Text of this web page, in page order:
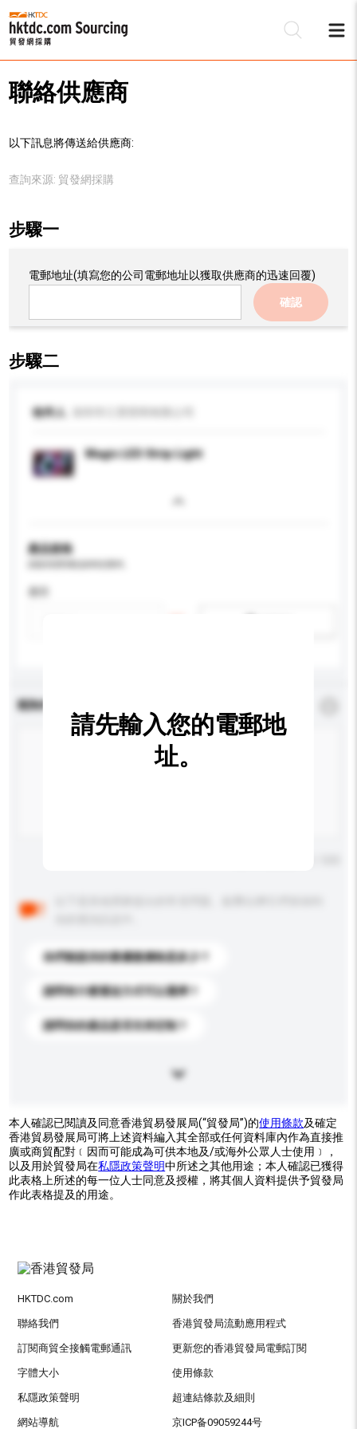
聯絡供應商
以下訊息將傳送給供應商:
查詢來源: 貿發網採購
步驟一
電郵地址(填寫您的公司電郵地址以獲取供應商的迅速回覆)
確認
步驟二
收件人
Magic LED Strip Light
產品規格
查詢內容
你們能提供的最優惠價格是多少？
請問有什麼運送方式可以選擇？
請問你的產品是否支持定制？
請先輸入您的電郵地
址。
本人確認已閱讀及同意香港貿易發展局(“貿發局”)的使用條款及確定
香港貿易發展局可將上述資料編入其全部或任何資料庫內作為直接推
廣或商貿配對﹝因而可能成為可供本地及/或海外公眾人士使用﹞，
以及用於貿發局在私隱政策聲明中所述之其他用途；本人確認已獲得
此表格上所述的每一位人士同意及授權，將其個人資料提供予貿發局
作此表格提及的用途。
HKTDC.com 關於我們
聯絡我們 香港貿發局流動應用程式
訂閱商貿全接觸電郵通訊 更新您的香港貿發局電郵訂閱
字體大小 使用條款
私隱政策聲明 超連結條款及細則
網站導航 京ICP备09059244号